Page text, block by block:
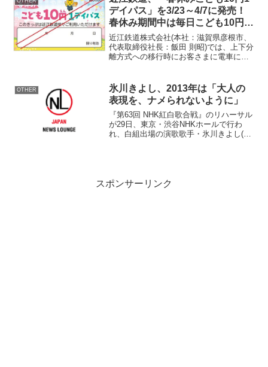
デイパス」を3/23～4/7に発売！
春休み期間中は毎日こども10円で
乗り放題
近江鉄道株式会社(本社：滋賀県彦根市、
代表取締役社長：飯田 則昭)では、上下分
離方式への移行時にお客さまに電車に親
月23日(土)から4月7日(日)まで「春休みこ
ど...
OTHER
氷川きよし、2013年は「大人の
表現を、ナメられないように」
『第63回 NHK紅白歌合戦』のリハーサル
が29日、東京・渋谷NHKホールで行わ
れ、白組出場の演歌歌手・氷川きよし(35)
スポンサーリンク